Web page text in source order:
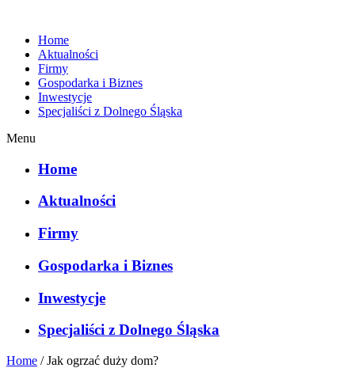
Home
Aktualności
Firmy
Gospodarka i Biznes
Inwestycje
Specjaliści z Dolnego Śląska
Menu
Home
Aktualności
Firmy
Gospodarka i Biznes
Inwestycje
Specjaliści z Dolnego Śląska
Home /Jak ogrzać duży dom?